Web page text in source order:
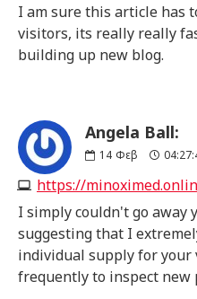
I am sure this article has
visitors, its really really
building up new blog.
Angela Ball:
14 Φεβ
https://
I simply couldn't go away
suggesting that I
individual supply for your
frequently to inspect new